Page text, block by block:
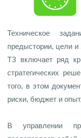
Техническое
предыстории, цели и
ТЗ включает ряд
стратегических
того, в этом
риски, бюджет и
В управлении